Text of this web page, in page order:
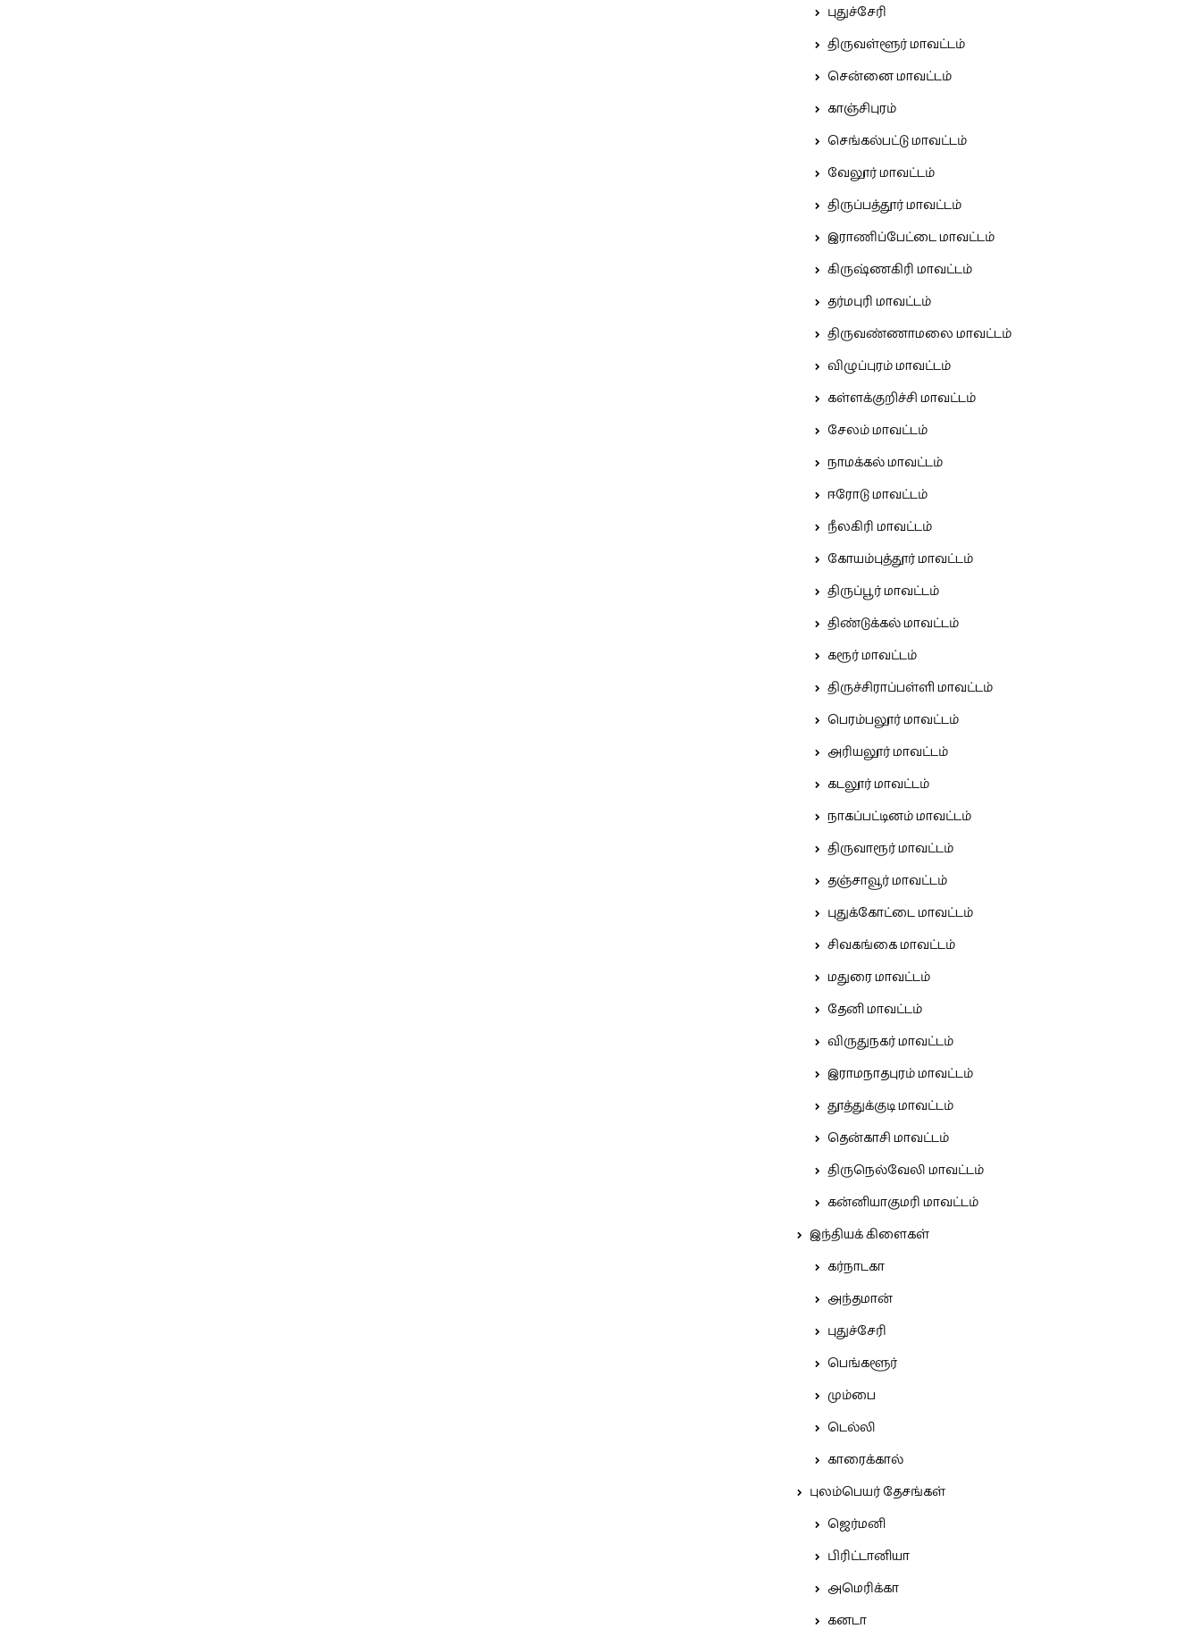
புதுச்சேரி
திருவள்ளூர் மாவட்டம்
சென்னை மாவட்டம்
காஞ்சிபுரம்
செங்கல்பட்டு மாவட்டம்
வேலூர் மாவட்டம்
திருப்பத்தூர் மாவட்டம்
இராணிப்பேட்டை மாவட்டம்
கிருஷ்ணகிரி மாவட்டம்
தர்மபுரி மாவட்டம்
திருவண்ணாமலை மாவட்டம்
விழுப்புரம் மாவட்டம்
கள்ளக்குறிச்சி மாவட்டம்
சேலம் மாவட்டம்
நாமக்கல் மாவட்டம்
ஈரோடு மாவட்டம்
நீலகிரி மாவட்டம்
கோயம்புத்தூர் மாவட்டம்
திருப்பூர் மாவட்டம்
திண்டுக்கல் மாவட்டம்
கரூர் மாவட்டம்
திருச்சிராப்பள்ளி மாவட்டம்
பெரம்பலூர் மாவட்டம்
அரியலூர் மாவட்டம்
கடலூர் மாவட்டம்
நாகப்பட்டினம் மாவட்டம்
திருவாரூர் மாவட்டம்
தஞ்சாவூர் மாவட்டம்
புதுக்கோட்டை மாவட்டம்
சிவகங்கை மாவட்டம்
மதுரை மாவட்டம்
தேனி மாவட்டம்
விருதுநகர் மாவட்டம்
இராமநாதபுரம் மாவட்டம்
தூத்துக்குடி மாவட்டம்
தென்காசி மாவட்டம்
திருநெல்வேலி மாவட்டம்
கன்னியாகுமரி மாவட்டம்
இந்தியக் கிளைகள்
கர்நாடகா
அந்தமான்
புதுச்சேரி
பெங்களூர்
மும்பை
டெல்லி
காரைக்கால்
புலம்பெயர் தேசங்கள்
ஜெர்மனி
பிரிட்டானியா
அமெரிக்கா
கனடா